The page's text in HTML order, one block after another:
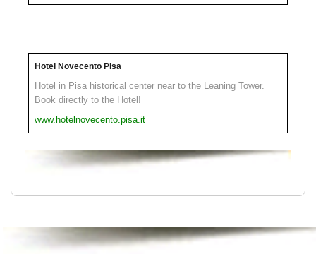
Hotel Novecento Pisa
Hotel in Pisa historical center near to the Leaning Tower.
Book directly to the Hotel!
www.hotelnovecento.pisa.it